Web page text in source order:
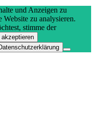
und Anzeigen zu
zu analysieren.
stimme der